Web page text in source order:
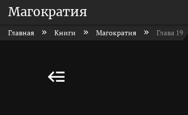
Магократия
Главная Книги Магократия Глава 19